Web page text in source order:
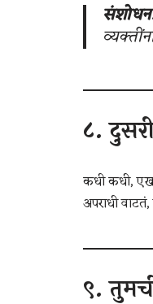
८.
कधी कधी,
अपराधी
९.